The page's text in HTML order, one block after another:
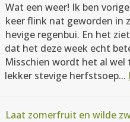
Wat een weer! Ik ben
keer flink nat geworden in
hevige regenbui. En het
dat het deze week echt
Misschien wordt het al wel
lekker stevige herfstsoep...
Laat zomerfruit en wilde